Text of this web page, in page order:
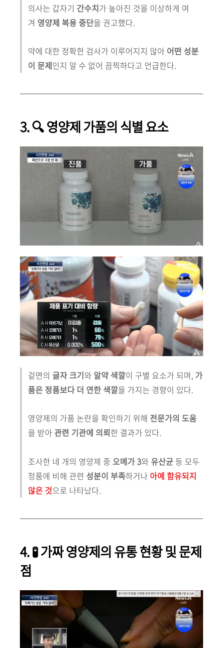
의사는 갑자기 간수치가 높아진 것을 이상하게 여
겨 영양제 복용 중단을 권고했다.
약에 대한 정확한 검사가 이루어지지 않아 어떤 성분
이 문제인지 알 수 없어 끔찍하다고 언급한다.
3. 🔍 영양제 가품의 식별 요소
겉면의 글자 크기와 알약 색깔이 구별 요소가 되며, 가
품은 정품보다 더 연한 색깔을 가지는 경향이 있다.
영양제의 가품 논란을 확인하기 위해 전문가의 도움
을 받아 관련 기관에 의뢰한 결과가 있다.
조사한 네 개의 영양제 중 오메가 3와 유산균 등 모두
정품에 비해 관련 성분이 부족하거나 아예 함유되지
않은 것으로 나타났다.
4. 🧪 가짜 영양제의 유통 현황 및 문제
점